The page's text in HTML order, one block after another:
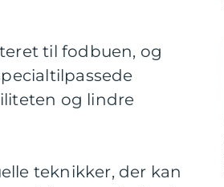
til fodbuen, og
og lindre
teknikker, der kan